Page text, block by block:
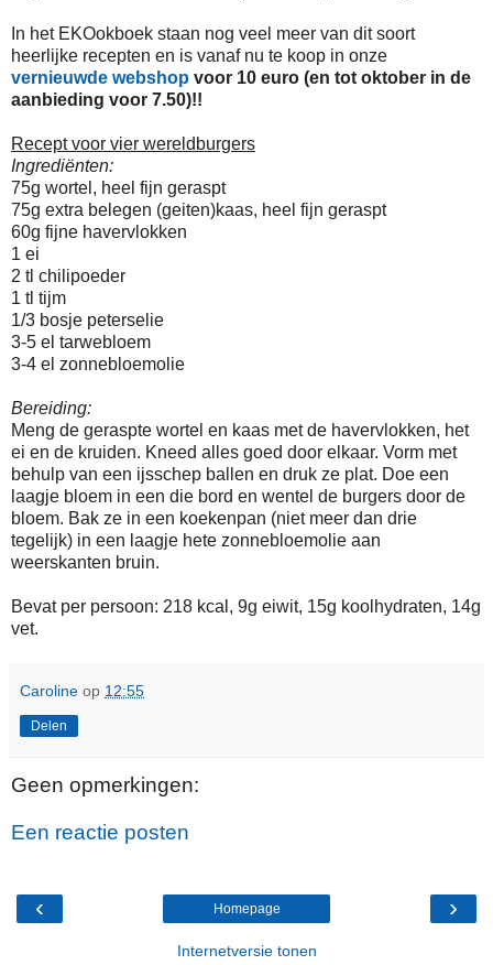
In het EKOokboek staan nog veel meer van dit soort
heerlijke recepten en is vanaf nu te koop in onze
vernieuwde webshop voor 10 euro (en tot oktober in de
aanbieding voor 7.50)!!
Recept voor vier wereldburgers
Ingrediënten:
75g wortel, heel fijn geraspt
75g extra belegen (geiten)kaas, heel fijn geraspt
60g fijne havervlokken
1 ei
2 tl chilipoeder
1 tl tijm
1/3 bosje peterselie
3-5 el tarwebloem
3-4 el zonnebloemolie
Bereiding:
Meng de geraspte wortel en kaas met de havervlokken, het
ei en de kruiden. Kneed alles goed door elkaar. Vorm met
behulp van een ijsschep ballen en druk ze plat. Doe een
laagje bloem in een die bord en wentel de burgers door de
bloem. Bak ze in een koekenpan (niet meer dan drie
tegelijk) in een laagje hete zonnebloemolie aan
weerskanten bruin.
Bevat per persoon: 218 kcal, 9g eiwit, 15g koolhydraten, 14g
vet.
Caroline op 12:55
Delen
Geen opmerkingen:
Een reactie posten
‹ ›
Homepage
Internetversie tonen